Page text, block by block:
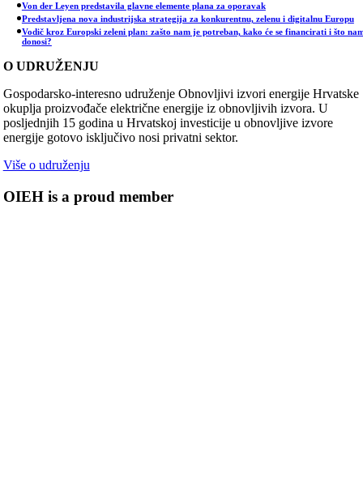
Von der Leyen predstavila glavne elemente plana za oporavak
Predstavljena nova industrijska strategija za konkurentnu, zelenu i digitalnu Europu
Vodič kroz Europski zeleni plan: zašto nam je potreban, kako će se financirati i što
donosi?
O UDRUŽENJU
Gospodarsko-interesno udruženje Obnovljivi izvori energije Hrvatske
okuplja proizvođače električne energije iz obnovljivih izvora. U
posljednjih 15 godina u Hrvatskoj investicije u obnovljive izvore
energije gotovo isključivo nosi privatni sektor.
Više o udruženju
OIEH is a proud member